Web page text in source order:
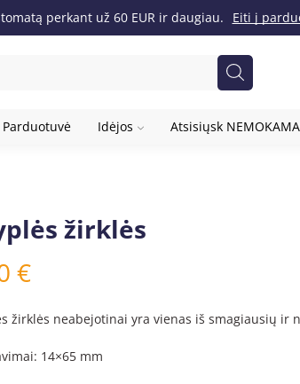
perkant už 60 EUR ir daugiau. Eiti į
Parduotuvė Idėjos Atsisiųsk
žirklės
€
žirklės neabejotinai yra vienas iš smagiausių
14×65 mm